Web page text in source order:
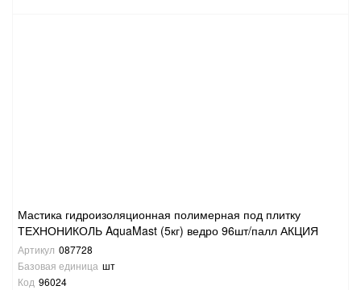
Мастика гидроизоляционная полимерная под плитку
ТЕХНОНИКОЛЬ AquaMast (5кг) ведро 96шт/палл АКЦИЯ
Артикул 087728
Базовая единица шт
Код 96024